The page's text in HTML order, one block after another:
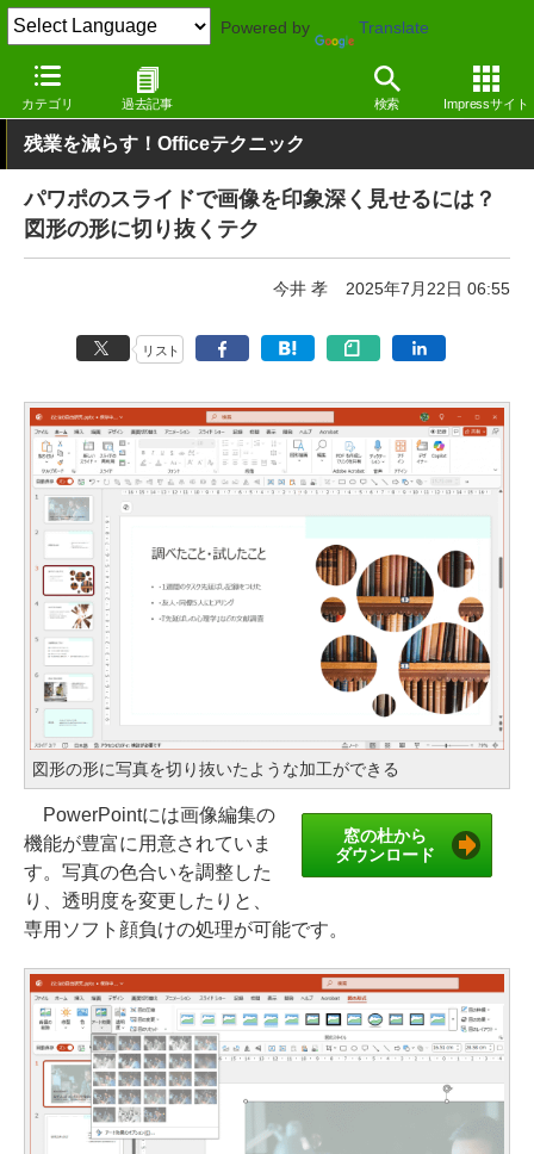
Powered by Translate
カテゴリ 過去記事 検索 Impressサイト
窓の杜 オフィス・ドキュメント Windows
残業を減らす！Officeテクニック
パワポのスライドで画像を印象深く見せるには？
図形の形に切り抜くテク
今井 孝 2025年7月22日 06:55
リスト
図形の形に写真を切り抜いたような加工ができる
窓の杜から
ダウンロード
PowerPointには画像編集の
機能が豊富に用意されていま
す。写真の色合いを調整した
り、透明度を変更したりと、
専用ソフト顔負けの処理が可能です。